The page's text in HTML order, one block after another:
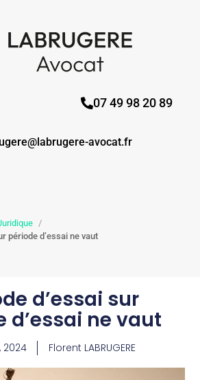
07 49 98 20 89
avocat.fr
/
période d’essai ne vaut
d’essai sur
d’essai ne vaut
2024 Florent LABRUGERE